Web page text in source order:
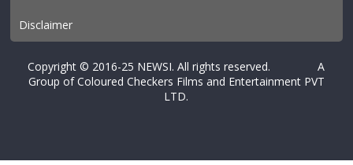
Disclaimer
Copyright © 2016-25 NEWSI. All rights reserved. A
Group of Coloured Checkers Films and Entertainment PVT
LTD.